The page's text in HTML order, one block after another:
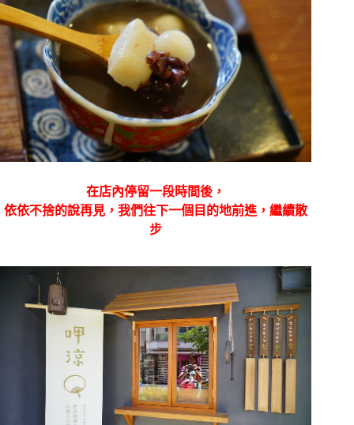
在店內停留一段時間後，
依依不捨的說再見，我們往下一個目的地前進，繼續散
步